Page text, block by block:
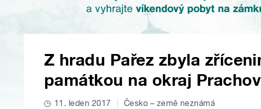
Z hradu Pařez zbyla
památkou na okraj
11. leden 2017 Česko – země neznámá